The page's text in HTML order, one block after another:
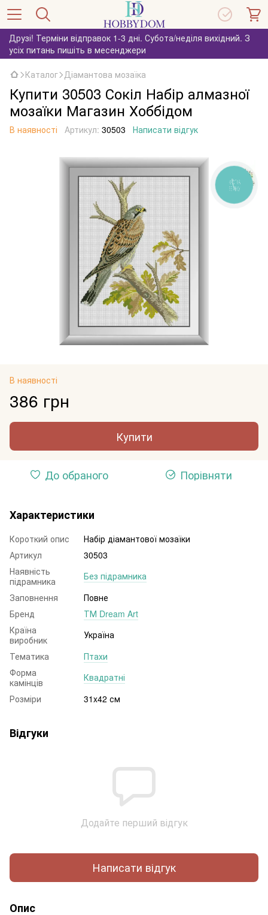
Друзі! Терміни відправок 1-3 дні. Субота/неділя вихідний. З
усіх питань пишіть в месенджери
Каталог Діамантова мозаїка
Купити 30503 Сокіл Набір алмазної
мозаїки Магазин Хоббідом
В наявності Артикул: 30503 Написати відгук
В наявності
386 грн
Купити
До обраного Порівняти
Характеристики
Короткий опис
Набір діамантової мозаїки
Артикул
30503
Наявність
підрамника
Без підрамника
Заповнення
Повне
Бренд
ТМ Dream Art
Країна
виробник
Україна
Тематика
Птахи
Форма
камінців
Квадратні
Розміри
31x42 см
Відгуки
Додайте перший відгук
Написати відгук
Опис
КНОПКА
ЗВ'ЯЗКУ